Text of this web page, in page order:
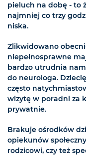
pieluch na dobę - to
najmniej co trzy
niska.
Zlikwidowano
niepełnosprawne
bardzo utrudnia
do neurologa.
często
wizytę w poradni za
prywatnie.
Brakuje ośrodków
opiekunów
rodzicowi, czy też